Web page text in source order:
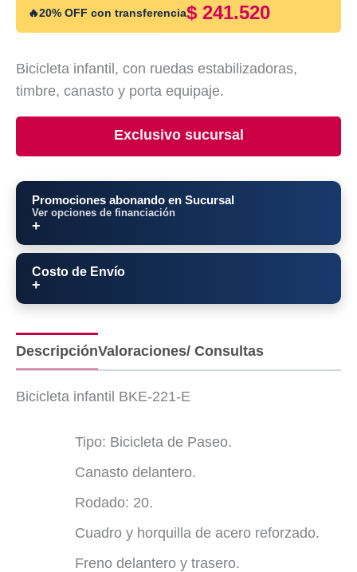
🔥20% OFF con transferencia$ 241.520
Bicicleta infantil, con ruedas estabilizadoras,
timbre, canasto y porta equipaje.
Exclusivo sucursal
Promociones abonando en Sucursal
Ver opciones de financiación
Costo de Envío
DescripciónValoraciones/ Consultas
Bicicleta infantil BKE-221-E
Tipo: Bicicleta de Paseo.
Canasto delantero.
Rodado: 20.
Cuadro y horquilla de acero reforzado.
Freno delantero y trasero.